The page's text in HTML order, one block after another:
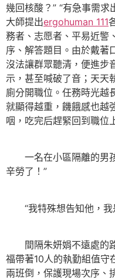
幾回核酸？” “有急事需求
大師提出ergohuman 111
務者、志愿者、平易近警
序、解答題目。由於戴著
沒法讓群眾聽清，便進步
示，甚至喊破了音；天天
廁分開職位。任務時光越
就顯得越重，饑餓感也越
咽，吃完后趕緊回到職位
一名在小區隔離的男孩
辛勞了！”
“我特殊想告知他，我是
間隔朱妍娟不遠處的路
福帶著10人的執勤組值守
兩班倒，保護現場次序、